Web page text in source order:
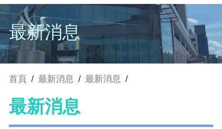
最新消息
首頁 / 最新消息 / 最新消息 /
最新消息